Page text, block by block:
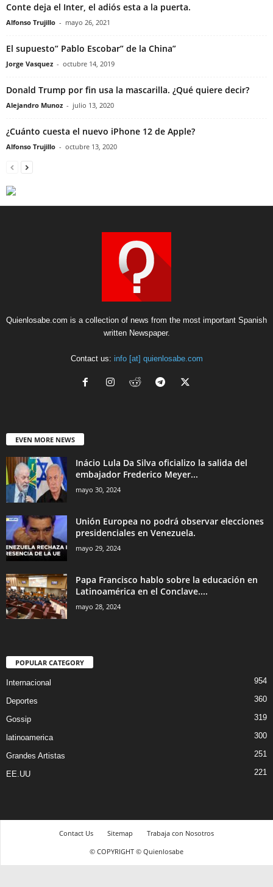
Conte deja el Inter, el adiós esta a la puerta.
Alfonso Trujillo - mayo 26, 2021
El supuesto” Pablo Escobar” de la China”
Jorge Vasquez - octubre 14, 2019
Donald Trump por fin usa la mascarilla. ¿Qué quiere decir?
Alejandro Munoz - julio 13, 2020
¿Cuánto cuesta el nuevo iPhone 12 de Apple?
Alfonso Trujillo - octubre 13, 2020
Quienlosabe.com is a collection of news from the most important Spanish
written Newspaper.
Contact us: info [at] quienlosabe.com
EVEN MORE NEWS
Inácio Lula Da Silva oficializo la salida del
embajador Frederico Meyer...
mayo 30, 2024
Unión Europea no podrá observar elecciones
presidenciales en Venezuela.
mayo 29, 2024
Papa Francisco hablo sobre la educación en
Latinoamérica en el Conclave....
mayo 28, 2024
POPULAR CATEGORY
Internacional 954
Deportes 360
Gossip 319
latinoamerica 300
Grandes Artistas 251
EE.UU 221
Contact Us Sitemap
Trabaja con Nosotros
© COPYRIGHT © Quienlosabe